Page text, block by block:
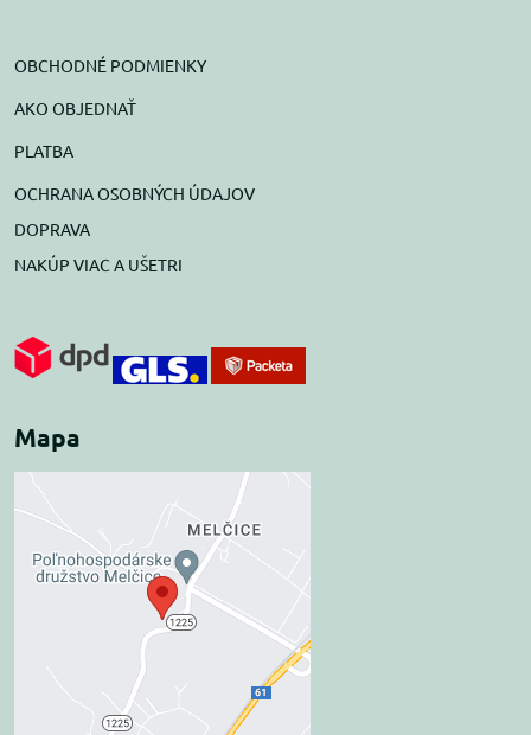
OBCHODNÉ PODMIENKY
AKO OBJEDNAŤ
PLATBA
OCHRANA OSOBNÝCH ÚDAJOV
DOPRAVA
NAKÚP VIAC A UŠETRI
Mapa
Externý obsah je
blokovaný Voľbami
súkromia
Prajete si načítať externý obsah?
Povoliť tentokrát